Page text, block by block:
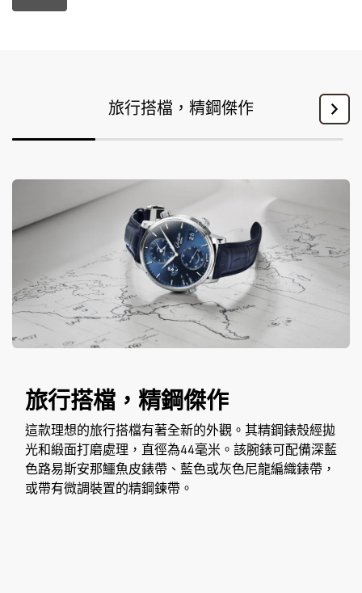
旅行搭檔，精鋼傑作
旅行搭檔，精鋼傑作
這款理想的旅行搭檔有著全新的外觀。其精鋼錶殼經拋
光和緞面打磨處理，直徑為44毫米。該腕錶可配備深藍
色路易斯安那鱷魚皮錶帶、藍色或灰色尼龍編織錶帶，
或帶有微調裝置的精鋼鍊帶。